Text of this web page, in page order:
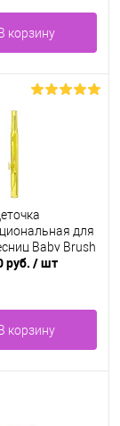
корзину
для
Baby Brush
желтая
руб./ шт
корзину